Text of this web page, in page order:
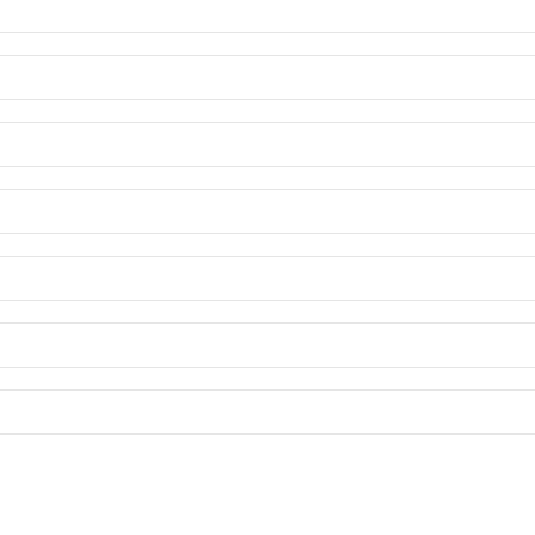
è causata dall'usura delle vertebre e dei dischi
o delle braccia.
malattie che colpiscono più apparati o organi (si tratta
l'artrite reumatoide,tumorieinfezioni.
rivolgersi a un fisioterapista per determinare un
ad alleviare gli spasmi muscolari, soprattutto con
in situazioni diverse. Il ghiaccio va bene in caso di
del materasso e della rete del proprio letto
per il collo e la schiena
in caso di:
braccio o alla manoforte o persiste anche stando a riposo e
l'origine. Il medico di famiglia può richiedere di